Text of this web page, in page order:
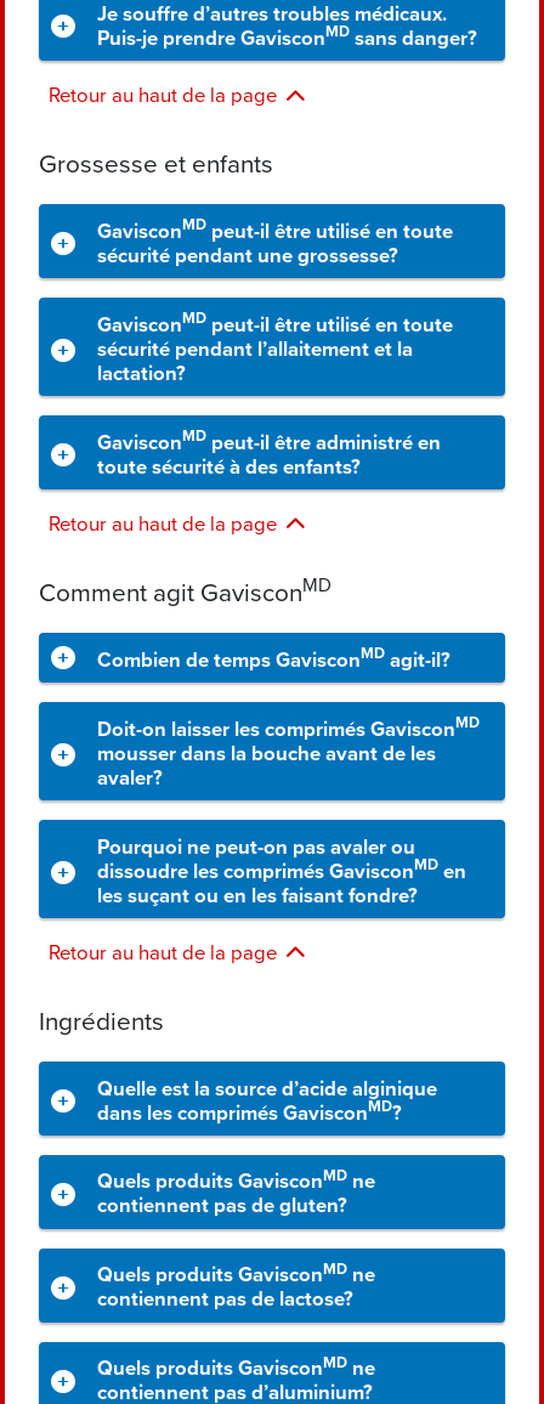
Je souffre d’autres troubles médicaux.
Puis-je prendre GavisconMD sans danger?
Retour au haut de la page
Grossesse et enfants
GavisconMD peut-il être utilisé en toute
sécurité pendant une grossesse?
GavisconMD peut-il être utilisé en toute
sécurité pendant l’allaitement et la
lactation?
GavisconMD peut-il être administré en
toute sécurité à des enfants?
Retour au haut de la page
Comment agit GavisconMD
Combien de temps GavisconMD agit-il?
Doit-on laisser les comprimés GavisconMD
mousser dans la bouche avant de les
avaler?
Pourquoi ne peut-on pas avaler ou
dissoudre les comprimés GavisconMD en
les suçant ou en les faisant fondre?
Retour au haut de la page
Ingrédients
Quelle est la source d’acide alginique
dans les comprimés GavisconMD?
Quels produits GavisconMD ne
contiennent pas de gluten?
Quels produits GavisconMD ne
contiennent pas de lactose?
Quels produits GavisconMD ne
contiennent pas d’aluminium?